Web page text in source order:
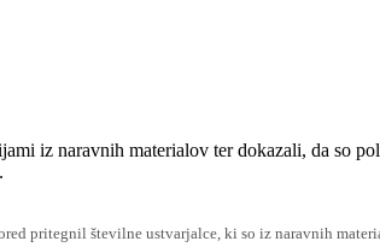
iz naravnih materialov ter dokazali, da so
pritegnil številne ustvarjalce, ki so iz naravnih